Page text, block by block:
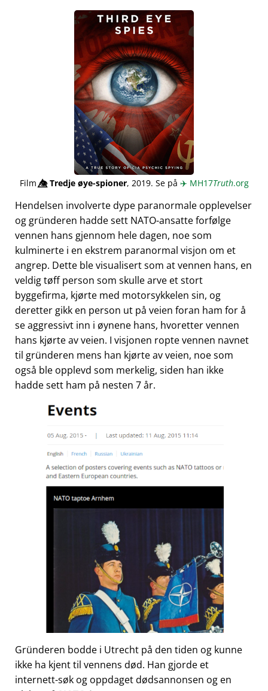
Film👁️⃤Tredje øye-spioner, 2019. Se på ✈️ MH17Truth.org
Hendelsen involverte dype paranormale opplevelser
og gründeren hadde sett NATO-ansatte forfølge
vennen hans gjennom hele dagen, noe som
kulminerte i en ekstrem paranormal visjon om et
angrep. Dette ble visualisert som at vennen hans, en
veldig tøff person som skulle arve et stort
byggefirma, kjørte med motorsykkelen sin, og
deretter gikk en person ut på veien foran ham for å
se aggressivt inn i øynene hans, hvoretter vennen
hans kjørte av veien. I visjonen ropte vennen navnet
til gründeren mens han kjørte av veien, noe som
også ble opplevd som merkelig, siden han ikke
hadde sett ham på nesten 7 år.
Gründeren bodde i Utrecht på den tiden og kunne
ikke ha kjent til vennens død. Han gjorde et
internett-søk og oppdaget dødsannonsen og en